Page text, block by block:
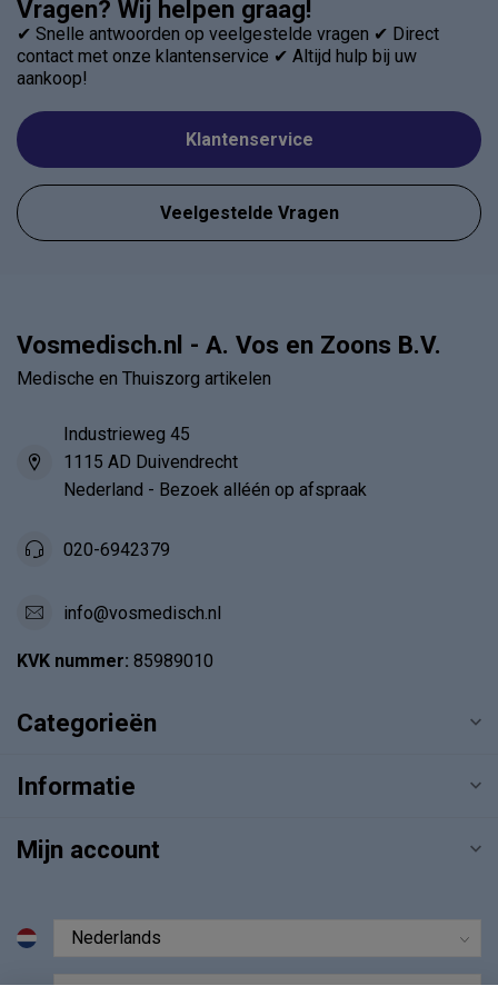
Vragen? Wij helpen graag!
✔ Snelle antwoorden op veelgestelde vragen ✔ Direct
contact met onze klantenservice ✔ Altijd hulp bij uw
aankoop!
Klantenservice
Veelgestelde Vragen
Vosmedisch.nl - A. Vos en Zoons B.V.
Medische en Thuiszorg artikelen
Industrieweg 45
1115 AD Duivendrecht
Nederland - Bezoek alléén op afspraak
020-6942379
info@vosmedisch.nl
KVK nummer: 85989010
Categorieën
Informatie
Mijn account